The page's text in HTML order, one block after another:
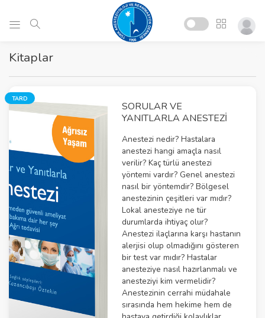
Kitaplar
TARD
SORULAR VE
YANITLARLA ANESTEZI
Anestezi nedir? Hastalara
anestezi hangi amaçla nasıl
verilir? Kaç türlü anestezi
yöntemi vardır? Genel anestezi
nasıl bir yöntemdir? Bölgesel
anestezinin çeşitleri var mıdır?
Lokal anesteziye ne tür
durumlarda ihtiyaç olur?
Anestezi ilaçlarına karşı hastanın
alerjisi olup olmadığını gösteren
bir test var mıdır? Hastalar
anesteziye nasıl hazırlanmalı ve
anesteziyi kim vermelidir?
Anestezinin cerrahi müdahale
sırasında hem hekime hem de